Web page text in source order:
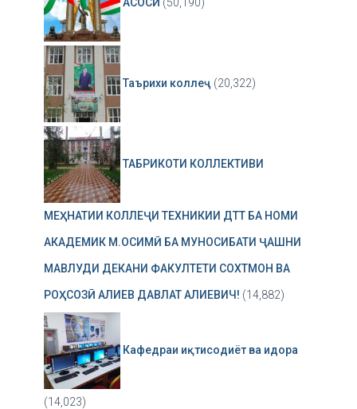
Таърихи коллеҷ (20,322)
ТАБРИКОТИ КОЛЛЕКТИВИ
МЕҲНАТИИ КОЛЛЕҶИ ТЕХНИКИИ ДТТ БА НОМИ
АКАДЕМИК М.ОСИМӢ БА МУНОСИБАТИ ҶАШНИ
МАВЛУДИ ДЕКАНИ ФАКУЛТЕТИ СОХТМОН ВА
РОҲСОЗӢ АЛИЕВ ДАВЛАТ АЛИЕВИЧ! (14,882)
Кафедраи иқтисодиёт ва идора
(14,023)